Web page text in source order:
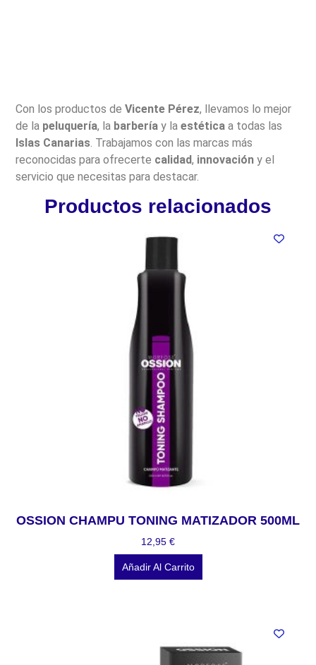
Con los productos deVicente Pérez, llevamos lo mejor
de la peluquería, la barbería y laestética a todas las
Islas Canarias. Trabajamos con las marcas más
reconocidas para ofrecerte calidad, innovación y el
servicio que necesitas para destacar.
Productos relacionados
OSSION CHAMPU TONING MATIZADOR 500ML
12,95 €
Añadir Al Carrito